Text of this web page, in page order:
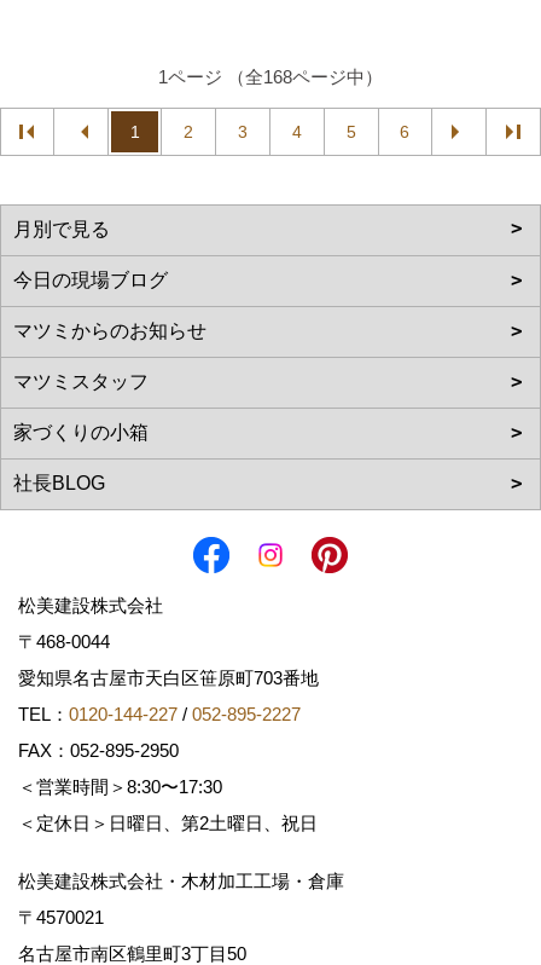
1ページ （全168ページ中）
1 2 3 4 5 6
松美建設株式会社
〒468-0044
愛知県名古屋市天白区笹原町703番地
TEL： 0120-144-227 / 052-895-2227
FAX：052-895-2950
＜営業時間＞8:30〜17:30
＜定休日＞日曜日、第2土曜日、祝日
松美建設株式会社・木材加工工場・倉庫
〒4570021
名古屋市南区鶴里町3丁目50